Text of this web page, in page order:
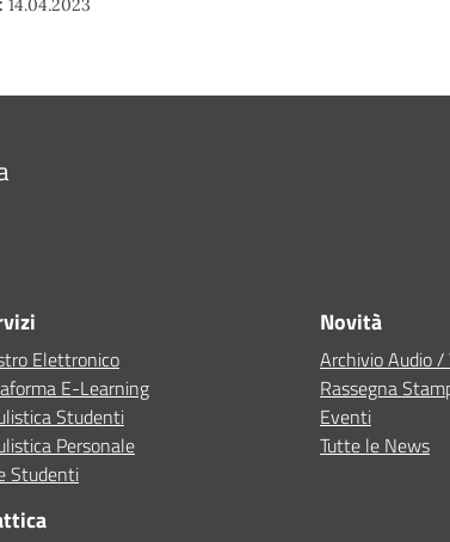
14.04.2023
Elettronico
E-Learning
Studenti
Personale
Studenti
Novità
Archivio Audio /
Rassegna
Eventi
Tutte le News